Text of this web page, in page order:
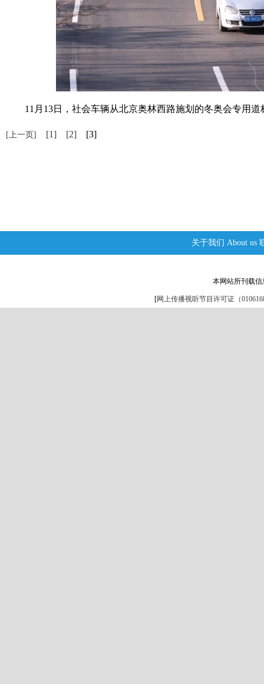
11月13日，社会车辆从北京奥林西路施划的冬奥会专用道
[上一页] [1] [2] [3]
关于我们 About us
本网站所刊载
[网上传播视听节目许可证（